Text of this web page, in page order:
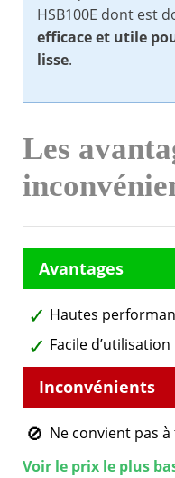
HSB100E dont est
efficace et utile
lisse.
Les
Hautes
Facile d’utilisation
Ne convient pas
Voir le prix le plus